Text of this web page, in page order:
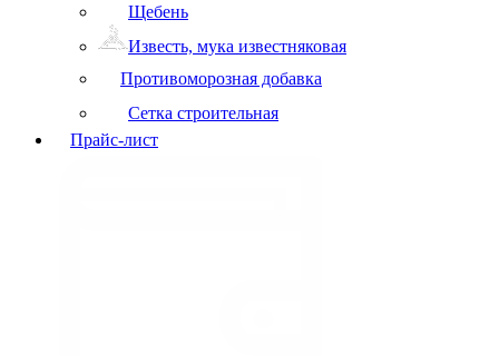
Щебень
Известь, мука известняковая
Противоморозная добавка
Сетка строительная
Прайс-лист